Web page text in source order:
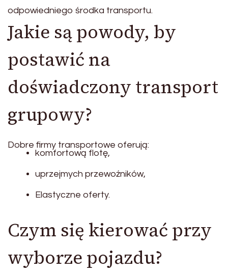
odpowiedniego środka transportu.
Jakie są powody, by
postawić na
doświadczony transport
grupowy?
Dobre firmy transportowe oferują:
komfortową flotę,
uprzejmych przewoźników,
Elastyczne oferty.
Czym się kierować przy
wyborze pojazdu?